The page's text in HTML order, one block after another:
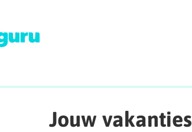
Jouw vakanties